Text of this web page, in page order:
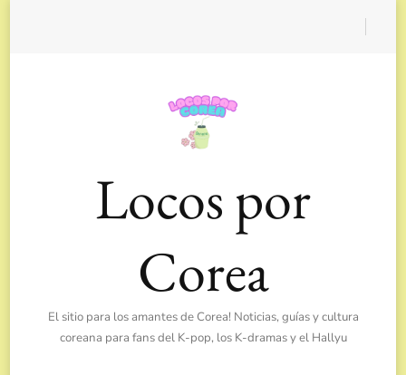
Locos por
Corea
El sitio para los amantes de Corea! Noticias, guías y cultura
coreana para fans del K-pop, los K-dramas y el Hallyu